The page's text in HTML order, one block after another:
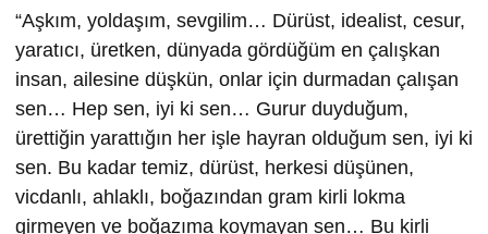
“Aşkım, yoldaşım, sevgilim… Dürüst, idealist, cesur,
yaratıcı, üretken, dünyada gördüğüm en çalışkan
insan, ailesine düşkün, onlar için durmadan çalışan
sen… Hep sen, iyi ki sen… Gurur duyduğum,
ürettiğin yarattığın her işle hayran olduğum sen, iyi ki
sen. Bu kadar temiz, dürüst, herkesi düşünen,
vicdanlı, ahlaklı, boğazından gram kirli lokma
girmeyen ve boğazıma koymayan sen… Bu kirli